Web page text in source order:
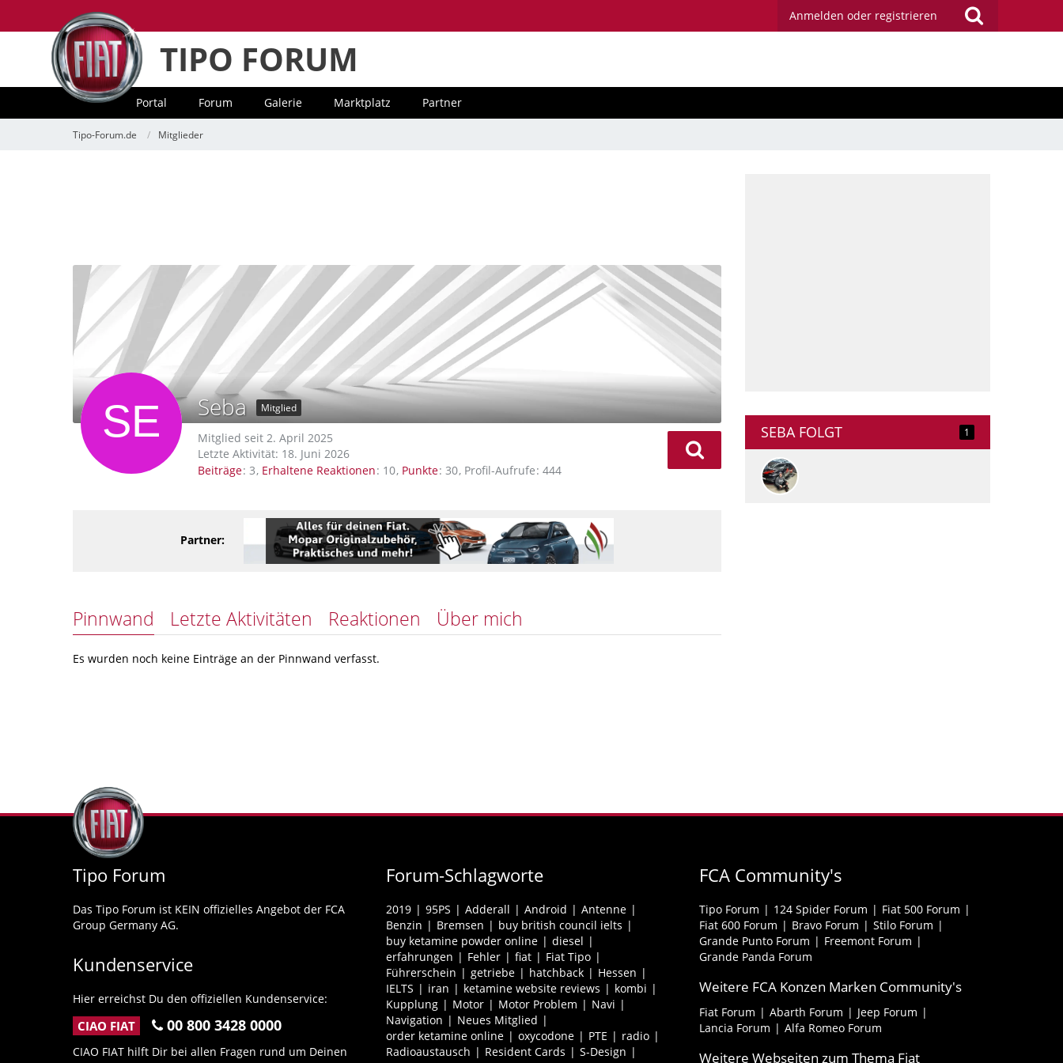
Anmelden oder registrieren
TIPO FORUM
Portal Forum Galerie Marktplatz Partner
Tipo-Forum.de Mitglieder
Seba Mitglied
Mitglied seit 2. April 2025
Letzte Aktivität: 18. Juni 2026
Beiträge 3 Erhaltene Reaktionen 10 Punkte 30 Profil-Aufrufe 444
Partner:
Pinnwand Letzte Aktivitäten Reaktionen Über mich
Es wurden noch keine Einträge an der Pinnwand verfasst.
SEBA FOLGT 1
Tipo Forum
Das Tipo Forum ist KEIN offizielles Angebot der FCA
Group Germany AG.
Kundenservice
Hier erreichst Du den offiziellen Kundenservice:
CIAO FIAT 00 800 3428 0000
CIAO FIAT hilft Dir bei allen Fragen rund um Deinen
Forum-Schlagworte
2019 95PS Adderall Android
Antenne
Benzin
Bremsen
buy british council ielts
buy ketamine powder online
diesel
erfahrungen
Fehler fiat
Fiat Tipo
Führerschein
getriebe hatchback
Hessen
IELTS
iran ketamine website reviews
kombi
Kupplung
Motor Motor Problem
Navi
Navigation
Neues Mitglied
order ketamine online
oxycodone PTE
radio
Radioaustausch
Resident Cards
S-Design
FCA Community's
Tipo Forum 124 Spider Forum
Fiat 500 Forum
Fiat 600 Forum
Bravo Forum
Stilo Forum
Grande Punto Forum
Freemont Forum
Grande Panda Forum
Weitere FCA Konzen Marken Community's
Fiat Forum Abarth Forum
Jeep Forum
Lancia Forum
Alfa Romeo Forum
Weitere Webseiten zum Thema Fiat